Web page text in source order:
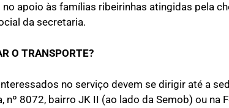
no apoio às famílias ribeirinhas atingidas pela
da secretaria.
O TRANSPORTE?
no serviço devem se dirigir até a
nº 8072, bairro JK II (ao lado da Semob) ou na